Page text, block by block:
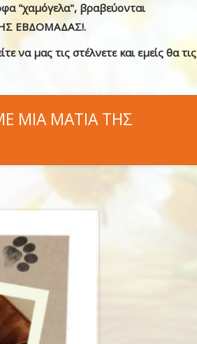
"χαμόγελα", βραβεύονται
ΕΒΔΟΜΑΔΑΣ!.
να μας τις στέλνετε και εμείς θα τις
ΜΙΑ ΜΑΤΙΑ ΤΗΣ